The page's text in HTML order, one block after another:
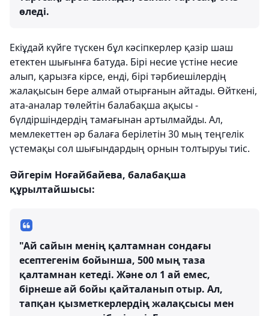
өледі.
Екіұдай күйге түскен бұл кәсіпкерлер қазір шаш
етектен шығынға батуда. Бірі несие үстіне несие
алып, қарызға кірсе, енді, бірі тәрбиешілердің
жалақысын бере алмай отырғанын айтады. Өйткені,
ата-аналар төлейтін балабақша ақысы -
бүлдіршіндердің тамағынан артылмайды. Ал,
мемлекеттен әр балаға берілетін 30 мың теңгелік
үстемақы сол шығындардың орнын толтыруы тиіс.
Әйгерім Ноғайбайева, балабақша
құрылтайшысы:
"Ай сайын менің қалтамнан сондағы
есептегенім бойынша, 500 мың таза
қалтамнан кетеді. Және ол 1 ай емес,
бірнеше ай бойы қайталанып отыр. Ал,
тапқан қызметкерлердің жалақсысы мен